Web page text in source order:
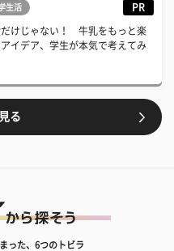
生活 PR
だけじゃない！ 牛乳をもっと楽
アイデア、学生が本気で考えてみ
る
った、6つのトビラ